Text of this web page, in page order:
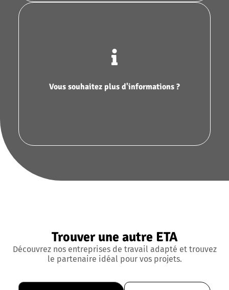
Vous souhaitez plus d'informations ?
Trouver une autre ETA
Découvrez nos entreprises de travail adapté et trouvez
le partenaire idéal pour vos projets.